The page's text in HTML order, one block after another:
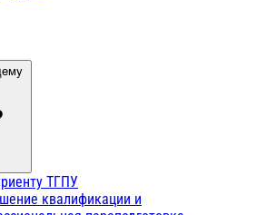
ТГПУ
квалификации и